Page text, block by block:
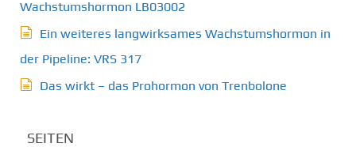
Wachstumshormon LB03002
Ein weiteres langwirksames Wachstumshormon in
der Pipeline: VRS 317
Das wirkt – das Prohormon von Trenbolone
SEITEN